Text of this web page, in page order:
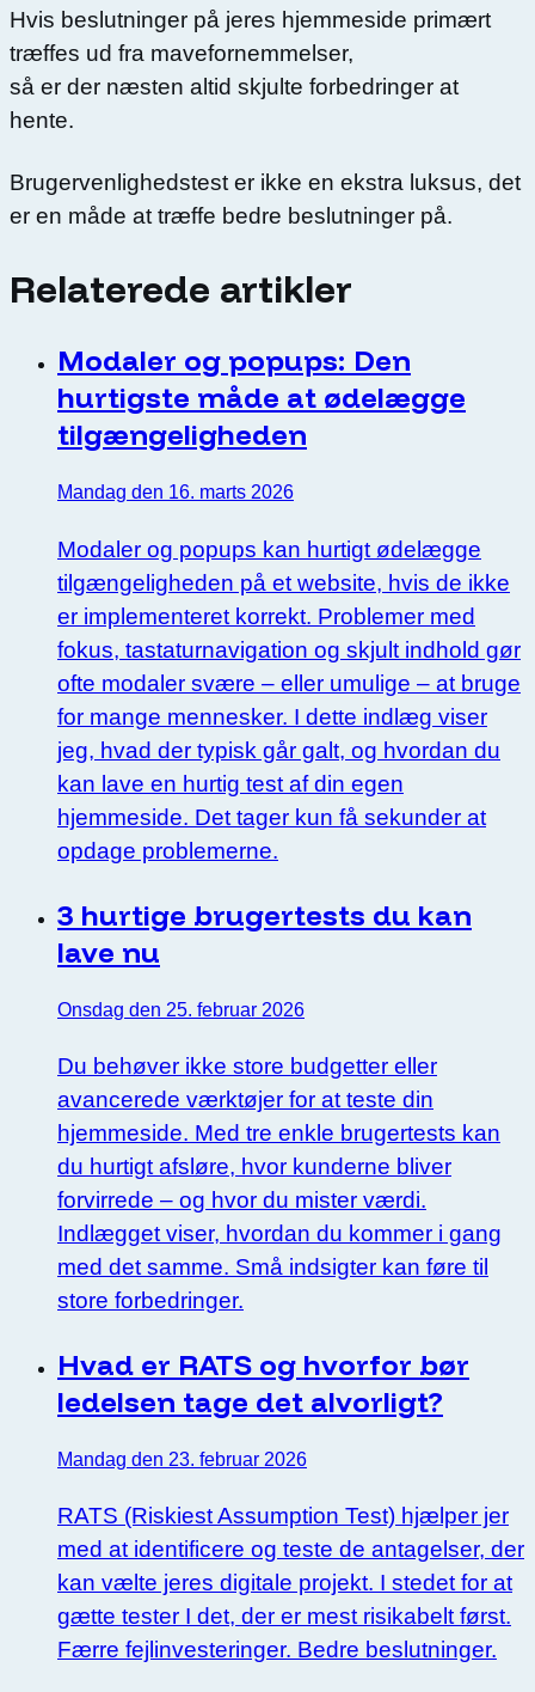
Hvis beslutninger på jeres hjemmeside primært
træffes ud fra mavefornemmelser,
så er der næsten altid skjulte forbedringer at
hente.
Brugervenlighedstest er ikke en ekstra luksus, det
er en måde at træffe bedre beslutninger på.
Relaterede artikler
Modaler og popups: Den
hurtigste måde at ødelægge
tilgængeligheden
Mandag den 16. marts 2026
Modaler og popups kan hurtigt ødelægge
tilgængeligheden på et website, hvis de ikke
er implementeret korrekt. Problemer med
fokus, tastaturnavigation og skjult indhold gør
ofte modaler svære – eller umulige – at bruge
for mange mennesker. I dette indlæg viser
jeg, hvad der typisk går galt, og hvordan du
kan lave en hurtig test af din egen
hjemmeside. Det tager kun få sekunder at
opdage problemerne.
3 hurtige brugertests du kan
lave nu
Onsdag den 25. februar 2026
Du behøver ikke store budgetter eller
avancerede værktøjer for at teste din
hjemmeside. Med tre enkle brugertests kan
du hurtigt afsløre, hvor kunderne bliver
forvirrede – og hvor du mister værdi.
Indlægget viser, hvordan du kommer i gang
med det samme. Små indsigter kan føre til
store forbedringer.
Hvad er RATS og hvorfor bør
ledelsen tage det alvorligt?
Mandag den 23. februar 2026
RATS (Riskiest Assumption Test) hjælper jer
med at identificere og teste de antagelser, der
kan vælte jeres digitale projekt. I stedet for at
gætte tester I det, der er mest risikabelt først.
Færre fejlinvesteringer. Bedre beslutninger.